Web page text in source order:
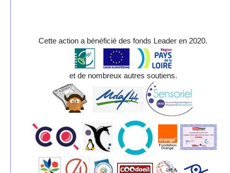
Cette action a bénéficié des fonds Leader en 2020.
et de nombreux autres soutiens.